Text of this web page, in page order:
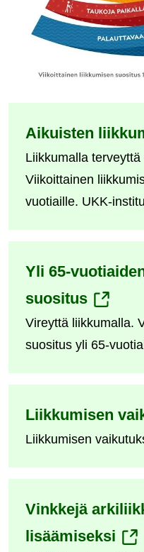
Aikuisten
Liikkumalla
Viikoittainen
vuotiaille. UKK-
Yli 65-
suositus(siirryt
toiseen
Vireyttä liikkumalla.
suositus yli 65-
Liikkumisen
Liikkumisen
Vinkkejä
lisäämiseksi